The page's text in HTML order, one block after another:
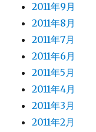
2011年9月
2011年8月
2011年7月
2011年6月
2011年5月
2011年4月
2011年3月
2011年2月